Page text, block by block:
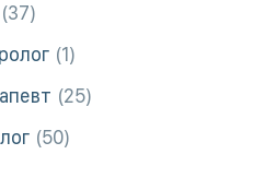
37
1
25
50